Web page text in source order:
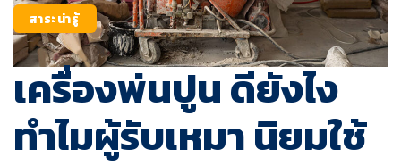
สาระน่ารู้
เครื่องพ่นปูน ดียังไง
ทำไมผู้รับเหมา นิยมใช้